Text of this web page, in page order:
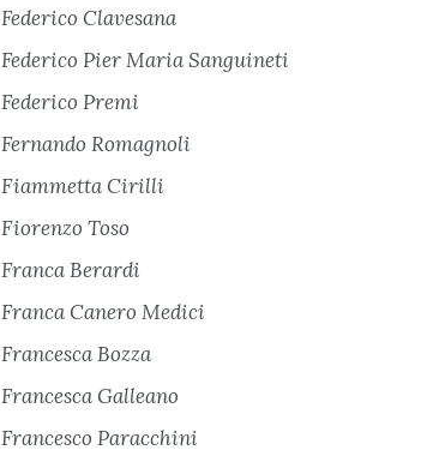
Federico Clavesana
Federico Pier Maria Sanguineti
Federico Premi
Fernando Romagnoli
Fiammetta Cirilli
Fiorenzo Toso
Franca Berardi
Franca Canero Medici
Francesca Bozza
Francesca Galleano
Francesco Paracchini